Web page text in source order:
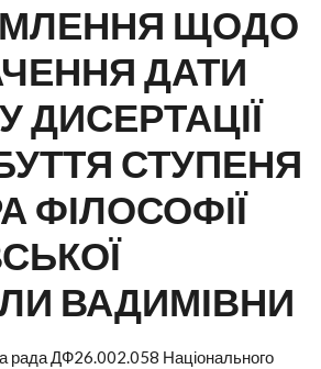
ЩОДО
ДАТИ
ДИСЕРТАЦІЇ
СТУПЕНЯ
ФІЛОСОФІЇ
ВАДИМІВНИ
рада ДФ26.002.058 Національного